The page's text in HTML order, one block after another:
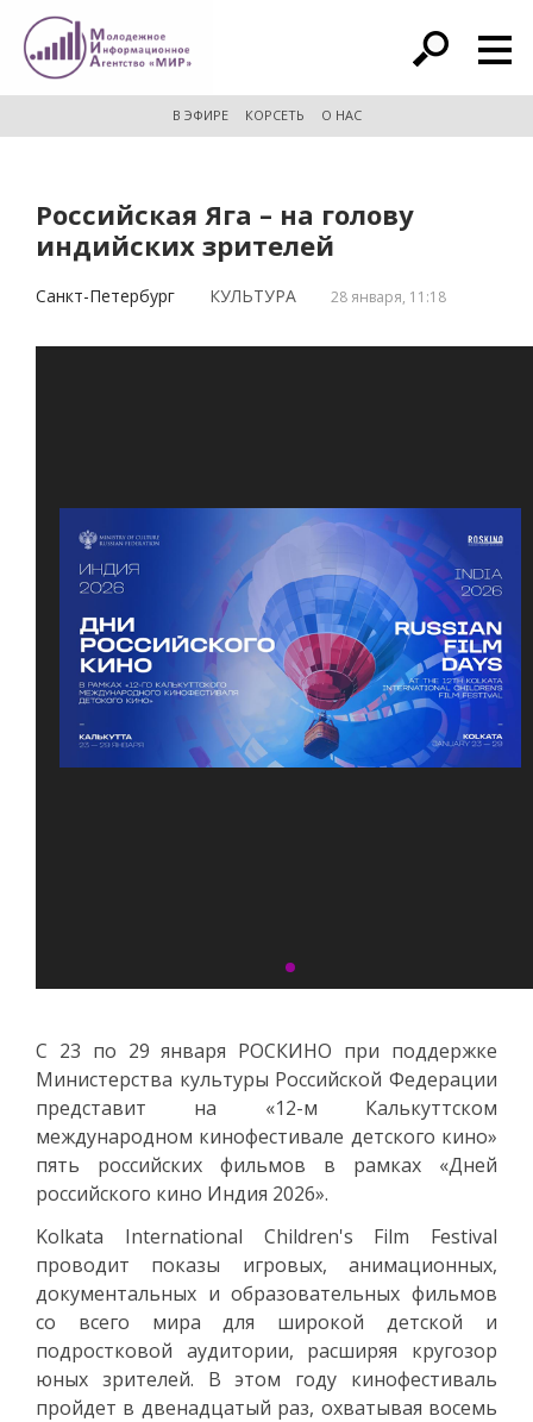
расширенный поиск
В ЭФИРЕ КОРСЕТЬ О НАС
Российская Яга – на голову
индийских зрителей
Санкт-Петербург КУЛЬТУРА 28 января, 11:18
С 23 по 29 января РОСКИНО при поддержке
Министерства культуры Российской Федерации
представит на «12-м Калькуттском
международном кинофестивале детского кино»
пять российских фильмов в рамках «Дней
российского кино Индия 2026».
Kolkata International Children's Film Festival
проводит показы игровых, анимационных,
документальных и образовательных фильмов
со всего мира для широкой детской и
подростковой аудитории, расширяя кругозор
юных зрителей. В этом году кинофестиваль
пройдет в двенадцатый раз, охватывая восемь